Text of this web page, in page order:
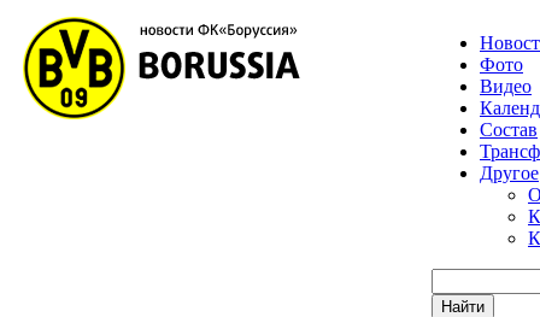
Фото
Видео
Состав
Другое
Найти